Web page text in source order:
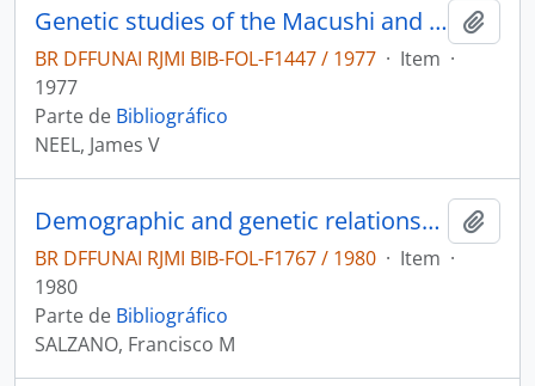
Genetic studies of the Macushi and Wapishana Indians
BR DFFUNAI RJMI BIB-FOL-F1447 / 1977 · Item ·
1977
Parte de Bibliográfico
NEEL, James V
Demographic and genetic relationships among Brazilian Wapishana Indians
BR DFFUNAI RJMI BIB-FOL-F1767 / 1980 · Item ·
1980
Parte de Bibliográfico
SALZANO, Francisco M